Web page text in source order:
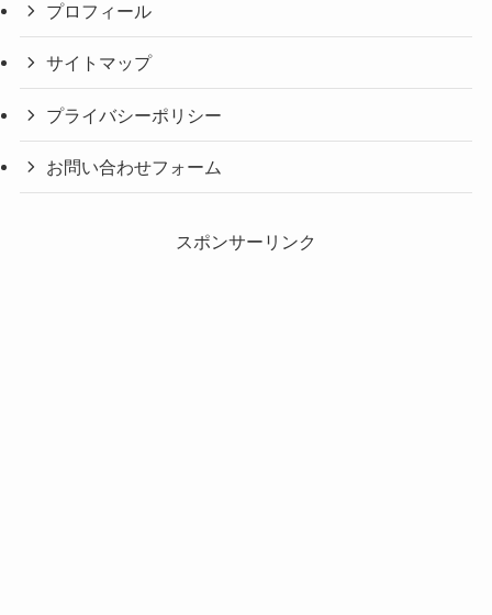
プロフィール
サイトマップ
プライバシーポリシー
お問い合わせフォーム
スポンサーリンク